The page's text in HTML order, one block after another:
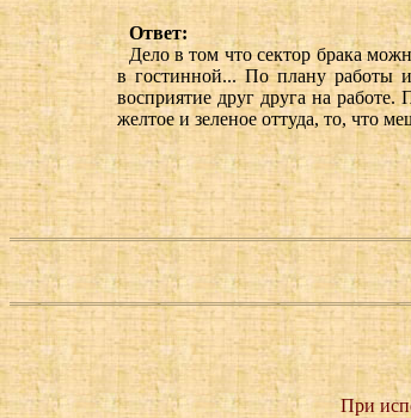
Ответ:
Дело в том что сектор брака
в гостинной... По плану работы
восприятие друг друга на работе.
желтое и зеленое оттуда, то, что
При